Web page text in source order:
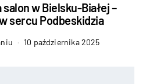
w Bielsku-Białej –
sercu Podbeskidzia
10 października 2025